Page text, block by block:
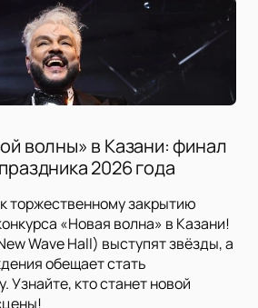
волны» в Казани: финал
2026 года
торжественному закрытию
«Новая волна» в Казани!
Wave Hall) выступят звёзды, а
обещает стать
кто станет новой